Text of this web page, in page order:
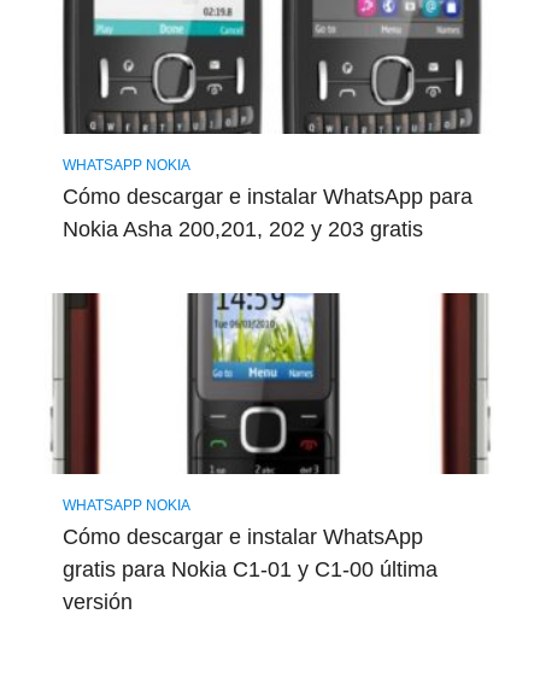
WHATSAPP NOKIA
Cómo descargar e instalar WhatsApp para
Nokia Asha 200,201, 202 y 203 gratis
WHATSAPP NOKIA
Cómo descargar e instalar WhatsApp
gratis para Nokia C1-01 y C1-00 última
versión